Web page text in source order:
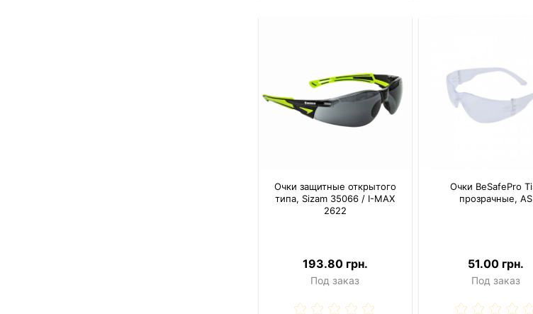
Очки защитные открытого
типа, Sizam 35066 / I-MAX
2622
193.80 грн.
Под заказ
Очки BeSafePro
прозрачные, AS
51.00 грн.
Под заказ